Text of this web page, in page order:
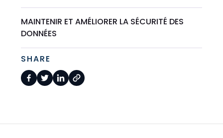
MAINTENIR ET AMÉLIORER LA SÉCURITÉ DES
DONNÉES
SHARE